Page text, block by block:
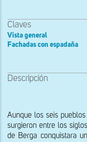
Claves
Vista general
Fachadas con espadaña
Descripción
Aunque los seis
surgieron entre los siglos
de Berga conquistara